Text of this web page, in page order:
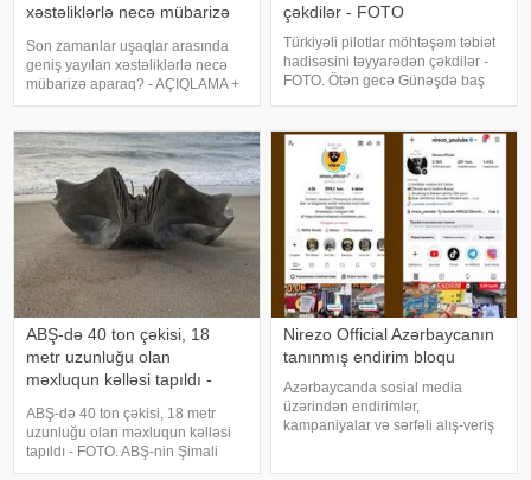
xəstəliklərlə necə mübarizə
FOTO
Son zamanlar uşaqlar arasında
geniş yayılan xəstəliklərlə necə
mübarizə aparaq? - AÇIQLAMA +
FOTO. Son zamanlar bir çox
arasında göy öskürək yayılıb.
İnsanlar bu xəstəlikdən can
qurtara bilmədiklərini
çəkdilər - FOTO
Türkiyəli pilotlar möhtəşəm təbiət
hadisəsini təyyarədən çəkdilər -
FOTO. Ötən gecə Günəşdə baş
ölkələri ilə yanaşı Türkiyənin bir
sıra bölgələrində də görünüb
ABŞ-də 40 ton çəkisi, 18
metr uzunluğu olan
məxluqun kəlləsi tapıldı -
ABŞ-də 40 ton çəkisi, 18 metr
uzunluğu olan məxluqun kəlləsi
tapıldı - FOTO. ABŞ-nin Şimali
Karolina ştatının sahillərində iki
Nirezo Official Azərbaycanın
tanınmış endirim bloqu
Azərbaycanda sosial media
üzərindən endirimlər,
kampaniyalar və sərfəli alış-veriş